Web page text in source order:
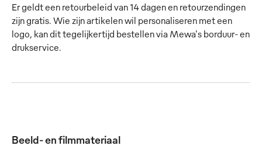
Er geldt een retourbeleid van 14 dagen en retourzendingen
zijn gratis. Wie zijn artikelen wil personaliseren met een
logo, kan dit tegelijkertijd bestellen via Mewa's borduur- en
drukservice.
Beeld- en filmmateriaal